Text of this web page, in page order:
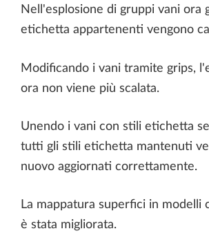
Nell'esplosione di gruppi vani ora
etichetta appartenenti vengono
Modificando i vani tramite grips,
ora non viene più scalata.
Unendo i vani con stili etichetta
tutti gli stili etichetta mantenuti
nuovo aggiornati correttamente.
La mappatura superfici in modelli
è stata migliorata.